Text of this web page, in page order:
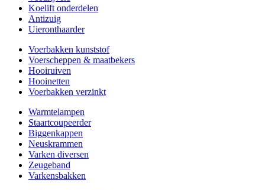
Koelift onderdelen
Antizuig
Uieronthaarder
Voerbakken kunststof
Voerscheppen & maatbekers
Hooiruiven
Hooinetten
Voerbakken verzinkt
Warmtelampen
Staartcoupeerder
Biggenkappen
Neuskrammen
Varken diversen
Zeugeband
Varkensbakken